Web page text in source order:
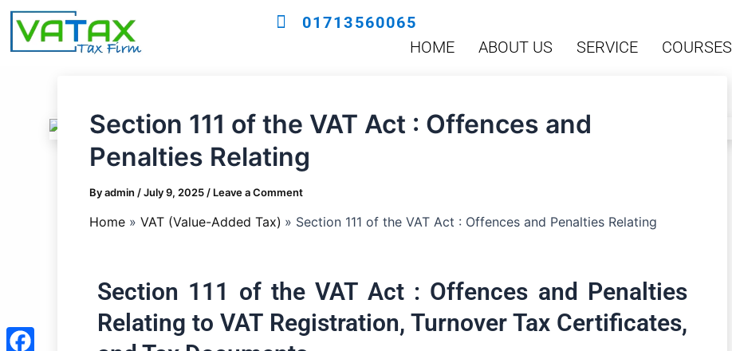
Skip
content
01713560065
HOME ABOUT US SERVICE COURSES
Section 111 of the VAT Act : Offences and
Penalties Relating
Byadmin /July 9, 2025 / Leave a Comment
Home VAT (Value-Added Tax) Section 111 of the VAT Act : Offences and Penalties Relating
Section 111 of the VAT Act : Offences and Penalties
Relating to VAT Registration, Turnover Tax Certificates,